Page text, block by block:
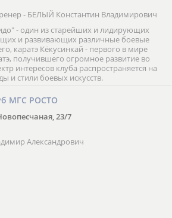
- БЕЛЫЙ Константин Владимирович
- один из старейших и лидирующих
и развивающих различные боевые
каратэ Кёкусинкай - первого в мире
получившего огромное развитие во
интересов клуба распространяется на
и стили боевых искусств.
МГС РОСТО
23/7
Александрович